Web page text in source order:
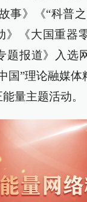
事》《“科普
《大国重器
报道》
入选
国”理论融媒
量主题活动。